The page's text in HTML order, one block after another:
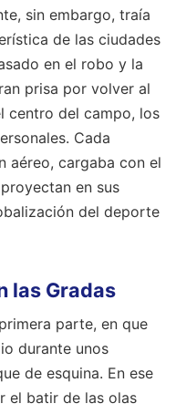
sin embargo, traía
de las ciudades
en el robo y la
prisa por volver al
centro del campo, los
Cada
aéreo, cargaba con el
en sus
del deporte
las Gradas
parte, en que
durante unos
de esquina. En ese
el batir de las olas